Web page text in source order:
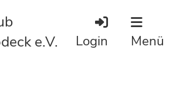
e.V.
Login Menü